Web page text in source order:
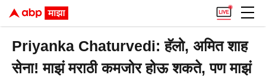
Priyanka Chaturvedi: हॅलो, अमित शाह
सेना! माझं मराठी कमजोर होऊ शकते, पण माझं